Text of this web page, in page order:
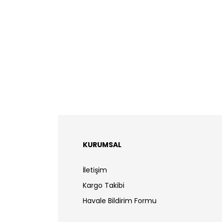
KURUMSAL
İletişim
Kargo Takibi
Havale Bildirim Formu